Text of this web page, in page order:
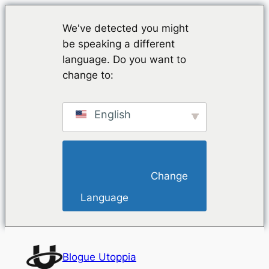
We've detected you might
be speaking a different
language. Do you want to
change to:
English
Language
Blogue Utoppia